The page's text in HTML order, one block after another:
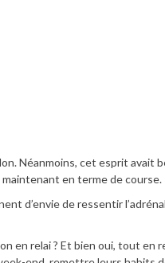
Néanmoins, cet esprit avait
en terme de course.
d’envie de ressentir
en relai ? Et bien oui, tout en